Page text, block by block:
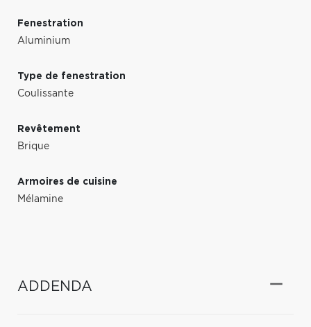
Fenestration
Aluminium
Type de fenestration
Coulissante
Revêtement
Brique
Armoires de cuisine
Mélamine
ADDENDA